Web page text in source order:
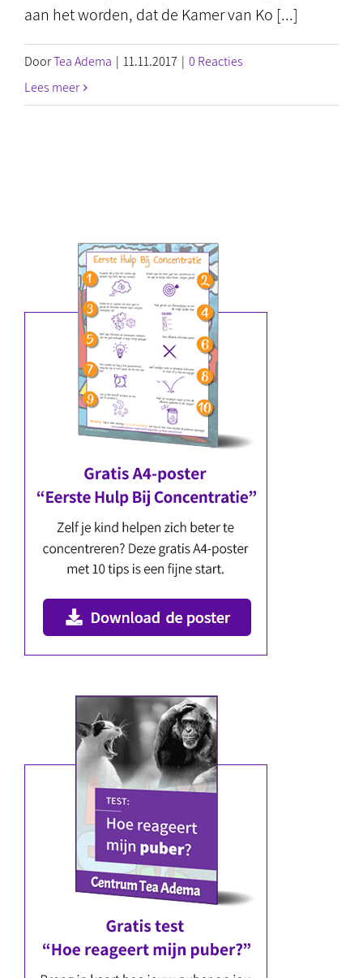
aan het worden, dat de Kamer van Ko [...]
DoorTea Adema | 11.11.2017 | 0 Reacties
Lees meer